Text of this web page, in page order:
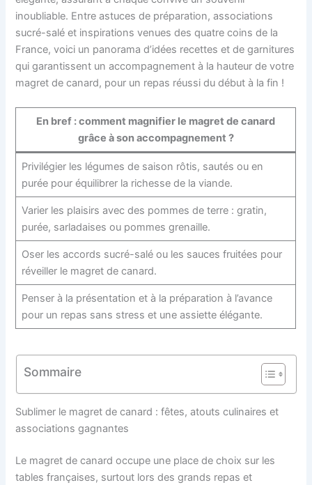
inoubliable. Entre astuces de préparation, associations
sucré-salé et inspirations venues des quatre coins de la
France, voici un panorama d’idées recettes et de garnitures
qui garantissent un accompagnement à la hauteur de votre
magret de canard, pour un repas réussi du début à la fin !
En bref : comment magnifier le magret de canard
grâce à son accompagnement ?
Privilégier les légumes de saison rôtis, sautés ou en
purée pour équilibrer la richesse de la viande.
Varier les plaisirs avec des pommes de terre : gratin,
purée, sarladaises ou pommes grenaille.
Oser les accords sucré-salé ou les sauces fruitées pour
réveiller le magret de canard.
Penser à la présentation et à la préparation à l’avance
pour un repas sans stress et une assiette élégante.
Sommaire
Sublimer le magret de canard : fêtes, atouts culinaires et
associations gagnantes
Le magret de canard occupe une place de choix sur les
tables françaises, surtout lors des grands repas et